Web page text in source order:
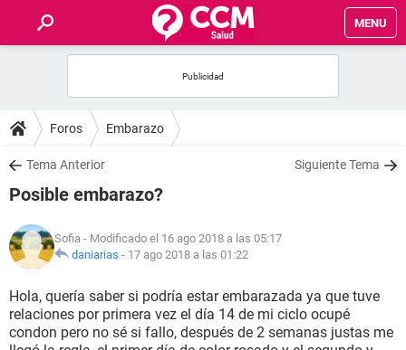
MENU
FOROS
SALUD
NUTRICIÓN
BIENESTAR
SEXUALIDAD
Foros Embarazo
Tema Anterior Siguiente Tema
Posible embarazo?
Sofia - Modificado el 16 ago 2018 a las 05:17
daniarias - 17 ago 2018 a las 01:22
Hola, quería saber si podría estar embarazada ya que tuve
relaciones por primera vez el día 14 de mi ciclo ocupé
condon pero no sé si fallo, después de 2 semanas justas me